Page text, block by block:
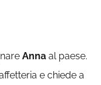
Anna al paese.
e chiede a